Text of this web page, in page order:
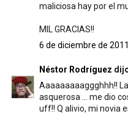
maliciosa hay por el
MIL GRACIAS!!
6 de diciembre de
Néstor Rodríguez
Aaaaaaaaaggghhh!!
asquerosa ... me dio
uff!! Q alivio, mi novia